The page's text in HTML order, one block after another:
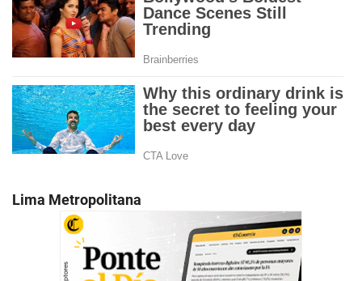
Lima Metropolitana